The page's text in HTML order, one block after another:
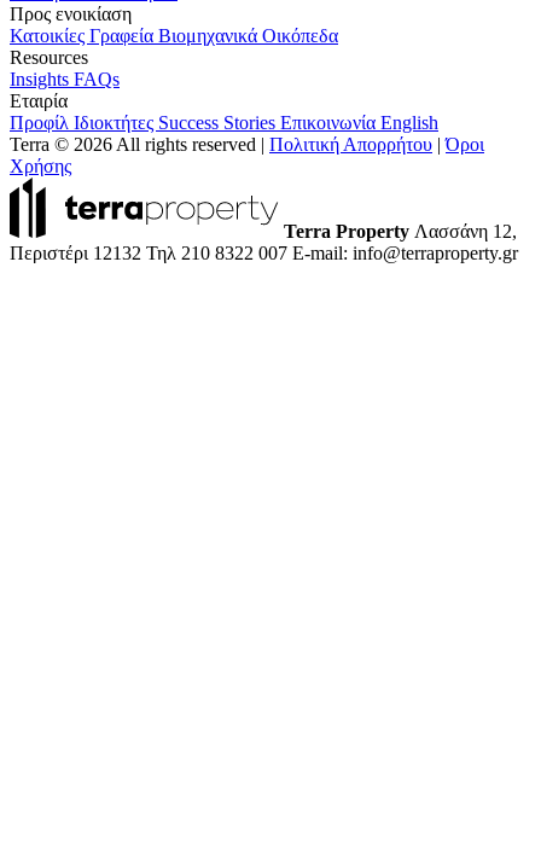
Προς ενοικίαση
Κατοικίες Γραφεία Βιομηχανικά Οικόπεδα
Resources
Insights FAQs
Εταιρία
Προφίλ Ιδιοκτήτες Success Stories Επικοινωνία English
Terra © 2026 All rights reserved | Πολιτική Απορρήτου |Όροι
Χρήσης
Terra Property Λασσάνη 12,
Περιστέρι 12132 Τηλ 210 8322 007 E-mail: info@terraproperty.gr